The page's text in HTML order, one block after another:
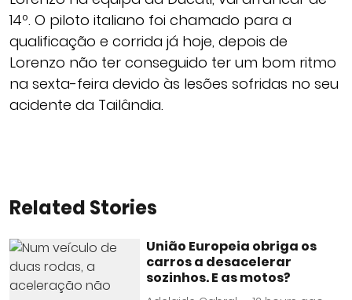
14º. O piloto italiano foi chamado para a
qualificação e corrida já hoje, depois de
Lorenzo não ter conseguido ter um bom ritmo
na sexta-feira devido às lesões sofridas no seu
acidente da Tailândia.
Related Stories
União Europeia obriga os
carros a desacelerar
sozinhos. E as motos?